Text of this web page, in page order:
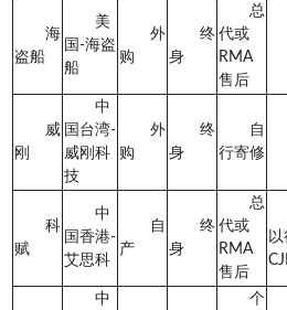
海
盗船
美
国-海盗
船
外
购
终
身
总
代或
RMA
售后
威
刚
中
国台湾-
威刚科
技
外
购
终
身
自
行寄修
科
赋
中
国香港-
艾思科
自
产
终
身
总
代或
RMA
售后
中 个